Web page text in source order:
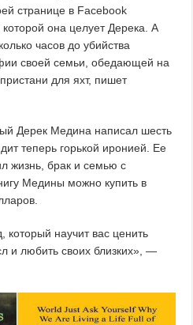
странице в Facebook
она целует Дерека. А
часов до убийства
своей семьи, обедающей на
для яхт, пишет
Дерек Медина написал шесть
теперь горькой иронией. Ее
жизнь, брак и семью с
Медины можно купить в
научит вас ценить
и любить своих близких», —